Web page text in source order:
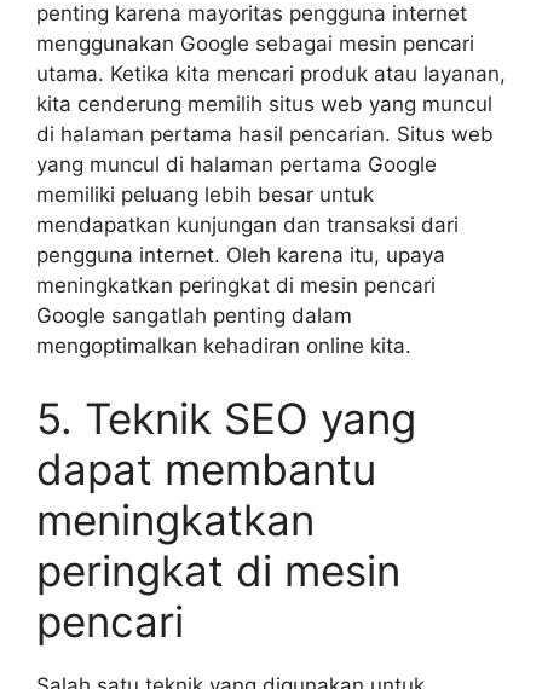
penting karena mayoritas pengguna internet
menggunakan Google sebagai mesin pencari
utama. Ketika kita mencari produk atau layanan,
kita cenderung memilih situs web yang muncul
di halaman pertama hasil pencarian. Situs web
yang muncul di halaman pertama Google
memiliki peluang lebih besar untuk
mendapatkan kunjungan dan transaksi dari
pengguna internet. Oleh karena itu, upaya
meningkatkan peringkat di mesin pencari
Google sangatlah penting dalam
mengoptimalkan kehadiran online kita.
5. Teknik SEO yang
dapat membantu
meningkatkan
peringkat di mesin
pencari